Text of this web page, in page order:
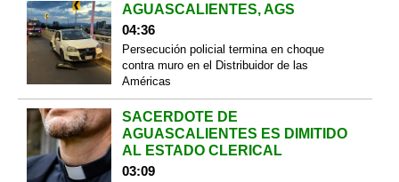
AGUASCALIENTES, AGS
04:36
Persecución policial termina en choque
contra muro en el Distribuidor de las
Américas
SACERDOTE DE
AGUASCALIENTES ES DIMITIDO
AL ESTADO CLERICAL
03:09